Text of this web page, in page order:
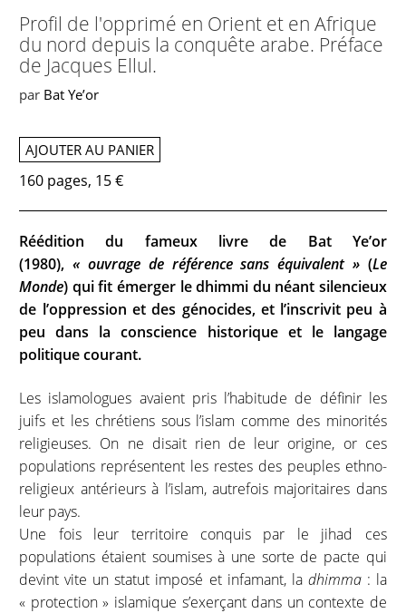
Profil de l'opprimé en Orient et en Afrique
du nord depuis la conquête arabe. Préface
de Jacques Ellul.
par Bat Ye’or
AJOUTER AU PANIER
160 pages, 15 €
Réédition du fameux livre de Bat Ye’or
(1980),« ouvrage de référence sans équivalent »(Le
Monde) qui fit émerger le dhimmi du néant silencieux
de l’oppression et des génocides, et l’inscrivit peu à
peu dans la conscience historique et le langage
politique courant.
Les islamologues avaient pris l’habitude de définir les
juifs et les chrétiens sous l’islam comme des minorités
religieuses. On ne disait rien de leur origine, or ces
populations représentent les restes des peuples ethno-
religieux antérieurs à l’islam, autrefois majoritaires dans
leur pays.
Une fois leur territoire conquis par le jihad ces
populations étaient soumises à une sorte de pacte qui
devint vite un statut imposé et infamant, la dhimma: la
« protection » islamique s’exerçant dans un contexte de